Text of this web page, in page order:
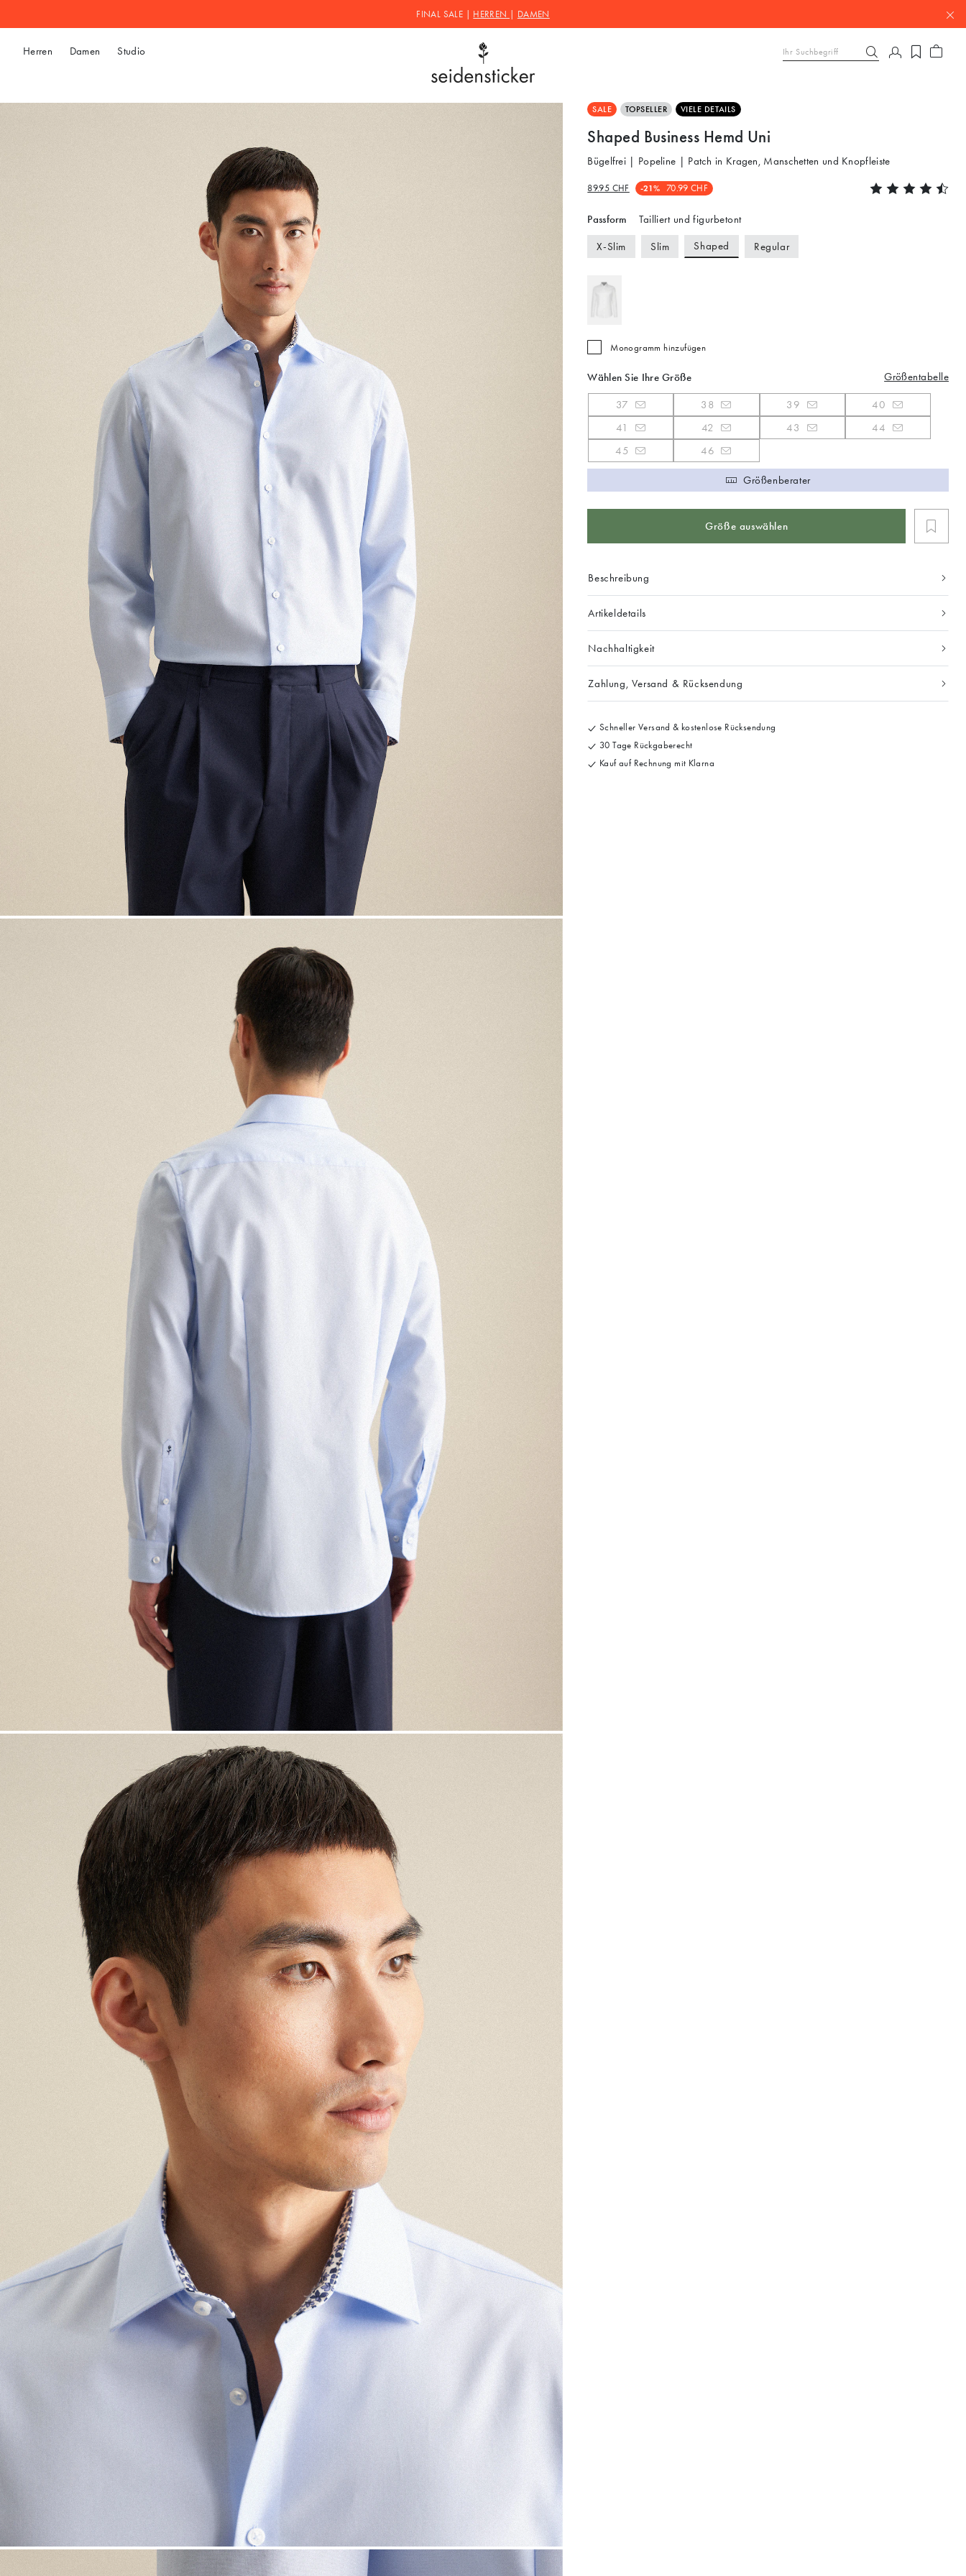
FINAL SALE | HERREN DAMEN
Herren Damen Studio
SALE TOPSELLER VIELE DETAILS
Shaped Business Hemd Uni
Bügelfrei | Popeline | Patch in Kragen, Manschetten und Knopfleiste
89.95 CHF -21% 70.99 CHF
Passform Tailliert und figurbetont
X-Slim Slim Shaped Regular
Monogramm hinzufügen
Wählen Sie Ihre Größe Größentabelle
37 38 39
40
41
42 43
44
45
46
Größenberater
Größe auswählen
Beschreibung
Artikeldetails
Nachhaltigkeit
Zahlung, Versand & Rücksendung
Schneller Versand & kostenlose Rücksendung
30 Tage Rückgaberecht
Kauf auf Rechnung mit Klarna